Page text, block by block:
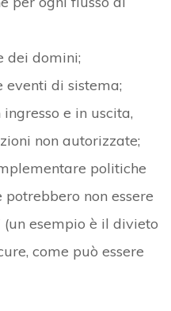
dei domini;
di sistema;
e in uscita,
non autorizzate;
politiche
non essere
esempio è il divieto
come può essere